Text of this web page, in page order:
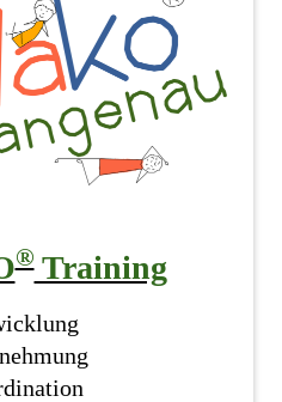
®Training